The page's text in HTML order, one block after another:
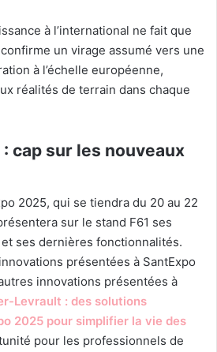
à l’international ne fait que
un virage assumé vers une
à l’échelle européenne,
réalités de terrain dans chaque
cap sur les nouveaux
2025, qui se tiendra du 20 au 22
sur le stand F61 ses
et ses dernières fonctionnalités.
présentées à SantExpo
innovations présentées à
Levrault : des solutions
2025 pour simplifier la vie des
pour les professionnels de